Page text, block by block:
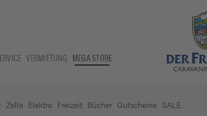
VERMIETUNG MEGA STORE
Zelte Elektro Freizeit Bücher Gutscheine SALE